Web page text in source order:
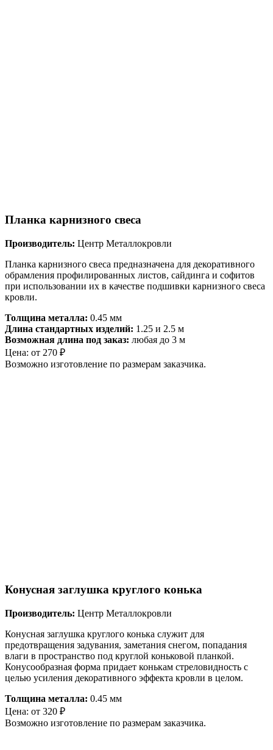
Планка карнизного свеса
Производитель: Центр Металлокровли
Планка карнизного свеса предназначена для декоративного
обрамления профилированных листов, сайдинга и софитов
при использовании их в качестве подшивки карнизного свеса
кровли.
Толщина металла: 0.45 мм
Длина стандартных изделий: 1.25 и 2.5 м
Возможная длина под заказ: любая до 3 м
Цена: от 270 ₽
Возможно изготовление по размерам заказчика.
Конусная заглушка круглого конька
Производитель: Центр Металлокровли
Конусная заглушка круглого конька служит для
предотвращения задувания, заметания снегом, попадания
влаги в пространство под круглой коньковой планкой.
Конусообразная форма придает конькам стреловидность с
целью усиления декоративного эффекта кровли в целом.
Толщина металла: 0.45 мм
Цена: от 320 ₽
Возможно изготовление по размерам заказчика.